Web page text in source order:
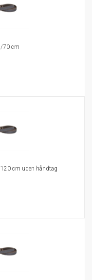
70 cm
cm uden håndtag